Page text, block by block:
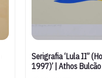
Serigrafia ‘Lula II”
1997)’ | Athos Bulcão